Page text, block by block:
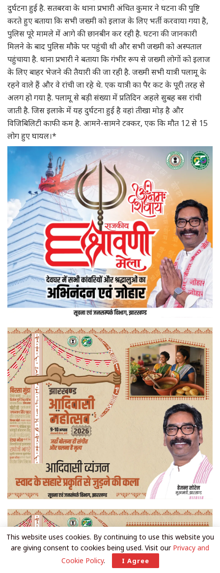
दुर्घटना हुई है. सतबरवा के थाना प्रभारी अंचित कुमार ने घटना की पुष्टि
करते हुए बताया कि सभी जख्मी को इलाज के लिए भर्ती करवाया गया है,
पुलिस पूरे मामले में आगे की छानबीन कर रही है. घटना की जानकारी
मिलने के बाद पुलिस मौके पर पहुंची थी और सभी जख्मी को अस्पताल
पहुंचाया है. थाना प्रभारी ने बताया कि गंभीर रूप से जख्मी लोगों को इलाज
के लिए बाहर भेजने की तैयारी की जा रही है. जख्मी सभी यात्री पलामू के
रहने वाले हैं और वे रांची जा रहे थे. एक यात्री का पैर कट के पूरी तरह से
अलग हो गया है. पलामू से बड़ी संख्या में प्रतिदिन अहले सुबह बस रांची
जाती है. जिस इलाके में यह दुर्घटना हुई है वहां तीखा मोड़ है और
विजिबिलिटी काफी कम है. आमने-सामने टक्कर, एक कि मौत 12 से 15
लोग हुए घायल।*
This website uses cookies. By continuing to use this website you
are giving consent to cookies being used. Visit our Privacy and
Cookie Policy. I Agree